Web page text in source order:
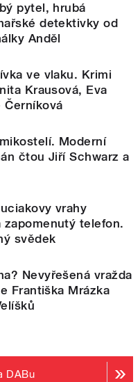
pytel, hrubá
detektivky od
Anděl
ve vlaku. Krimi
Krausová, Eva
Černíková
Moderní
čtou Jiří Schwarz a
vrahy
zapomenutý telefon.
svědek
Nevyřešená vražda
Františka Mrázka
DABu